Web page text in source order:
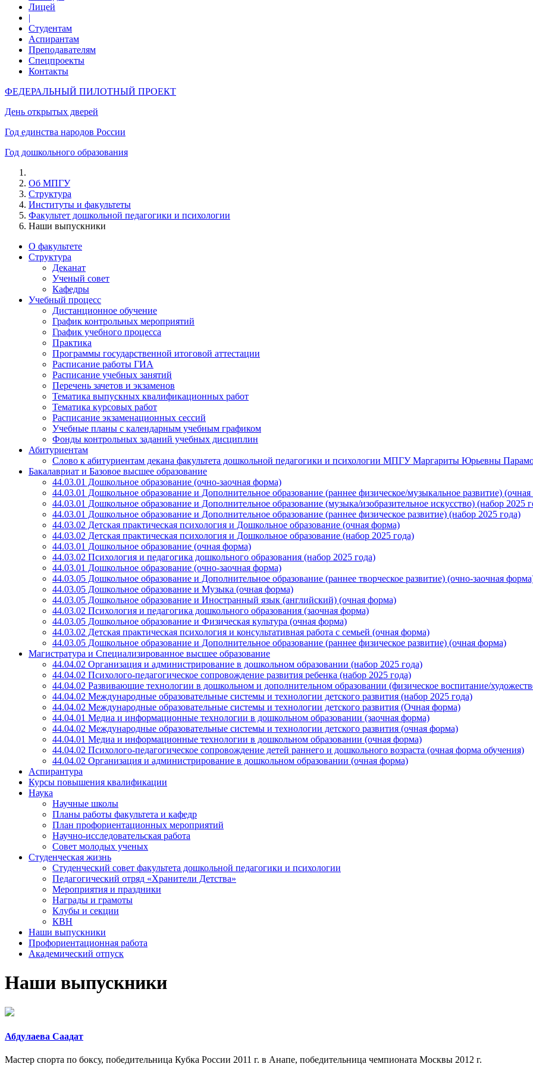
Лицей
|
Студентам
Аспирантам
Преподавателям
Спецпроекты
Контакты
ФЕДЕРАЛЬНЫЙ ПИЛОТНЫЙ ПРОЕКТ
День открытых дверей
Год единства народов России
Год дошкольного образования
Об МПГУ
Структура
Институты и факультеты
Факультет дошкольной педагогики и психологии
Наши выпускники
О факультете
Структура
Деканат
Ученый совет
Кафедры
Учебный процесс
Дистанционное обучение
График контрольных мероприятий
График учебного процесса
Практика
Программы государственной итоговой аттестации
Расписание работы ГИА
Расписание учебных занятий
Перечень зачетов и экзаменов
Тематика выпускных квалификационных работ
Тематика курсовых работ
Расписание экзаменационных сессий
Учебные планы с календарным учебным графиком
Фонды контрольных заданий учебных дисциплин
Абитуриентам
Слово к абитуриентам декана факультета дошкольной педагогики и психологии МПГУ Маргариты Юрьевны
Бакалавриат и Базовое высшее образование
44.03.01 Дошкольное образование (очно-заочная форма)
44.03.01 Дошкольное образование и Дополнительное образование (раннее физическое/музыкальное развитие)
44.03.01 Дошкольное образование и Дополнительное образование (музыка/изобразительное искусство) (набор 2025
44.03.01 Дошкольное образование и Дополнительное образование (раннее физическое развитие) (набор 2025 года)
44.03.02 Детская практическая психология и Дошкольное образование (очная форма)
44.03.02 Детская практическая психология и Дошкольное образование (набор 2025 года)
44.03.01 Дошкольное образование (очная форма)
44.03.02 Психология и педагогика дошкольного образования (набор 2025 года)
44.03.01 Дошкольное образование (очно-заочная форма)
44.03.05 Дошкольное образование и Дополнительное образование (раннее творческое развитие) (очно-заочная
44.03.05 Дошкольное образование и Музыка (очная форма)
44.03.05 Дошкольное образование и Иностранный язык (английский) (очная форма)
44.03.02 Психология и педагогика дошкольного образования (заочная форма)
44.03.05 Дошкольное образование и Физическая культура (очная форма)
44.03.02 Детская практическая психология и консультативная работа с семьей (очная форма)
44.03.05 Дошкольное образование и Дополнительное образование (раннее физическое развитие) (очная форма)
Магистратура и Специализированное высшее образование
44.04.02 Организация и администрирование в дошкольном образовании (набор 2025 года)
44.04.02 Психолого-педагогическое сопровождение развития ребенка (набор 2025 года)
44.04.02 Развивающие технологии в дошкольном и дополнительном образовании (физическое воспитание/
44.04.02 Международные образовательные системы и технологии детского развития (набор 2025 года)
44.04.02 Международные образовательные системы и технологии детского развития (Очная форма)
44.04.01 Медиа и информационные технологии в дошкольном образовании (заочная форма)
44.04.02 Международные образовательные системы и технологии детского развития (очная форма)
44.04.01 Медиа и информационные технологии в дошкольном образовании (очная форма)
44.04.02 Психолого-педагогическое сопровождение детей раннего и дошкольного возраста (очная форма обучения)
44.04.02 Организация и администрирование в дошкольном образовании (очная форма)
Аспирантура
Курсы повышения квалификации
Наука
Научные школы
Планы работы факультета и кафедр
План профориентационных мероприятий
Научно-исследовательская работа
Совет молодых ученых
Студенческая жизнь
Студенческий совет факультета дошкольной педагогики и психологии
Педагогический отряд «Хранители Детства»
Мероприятия и праздники
Награды и грамоты
Клубы и секции
КВН
Наши выпускники
Профориентационная работа
Академический отпуск
Наши выпускники
Абдулаева Саадат
Мастер спорта по боксу, победительница Кубка России 2011 г. в Анапе, победительница чемпионата Москвы 2012 г.